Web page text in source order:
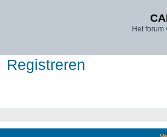
Het
Registreren